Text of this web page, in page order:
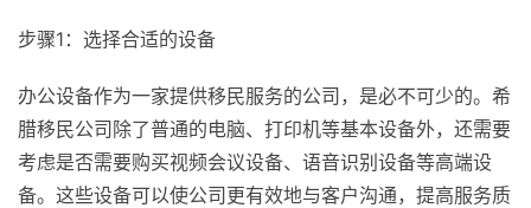
步骤1：选择合适的设备
办公设备作为一家提供移民服务的公司，是必不可少的。希
腊移民公司除了普通的电脑、打印机等基本设备外，还需要
考虑是否需要购买视频会议设备、语音识别设备等高端设
备。这些设备可以使公司更有效地与客户沟通，提高服务质